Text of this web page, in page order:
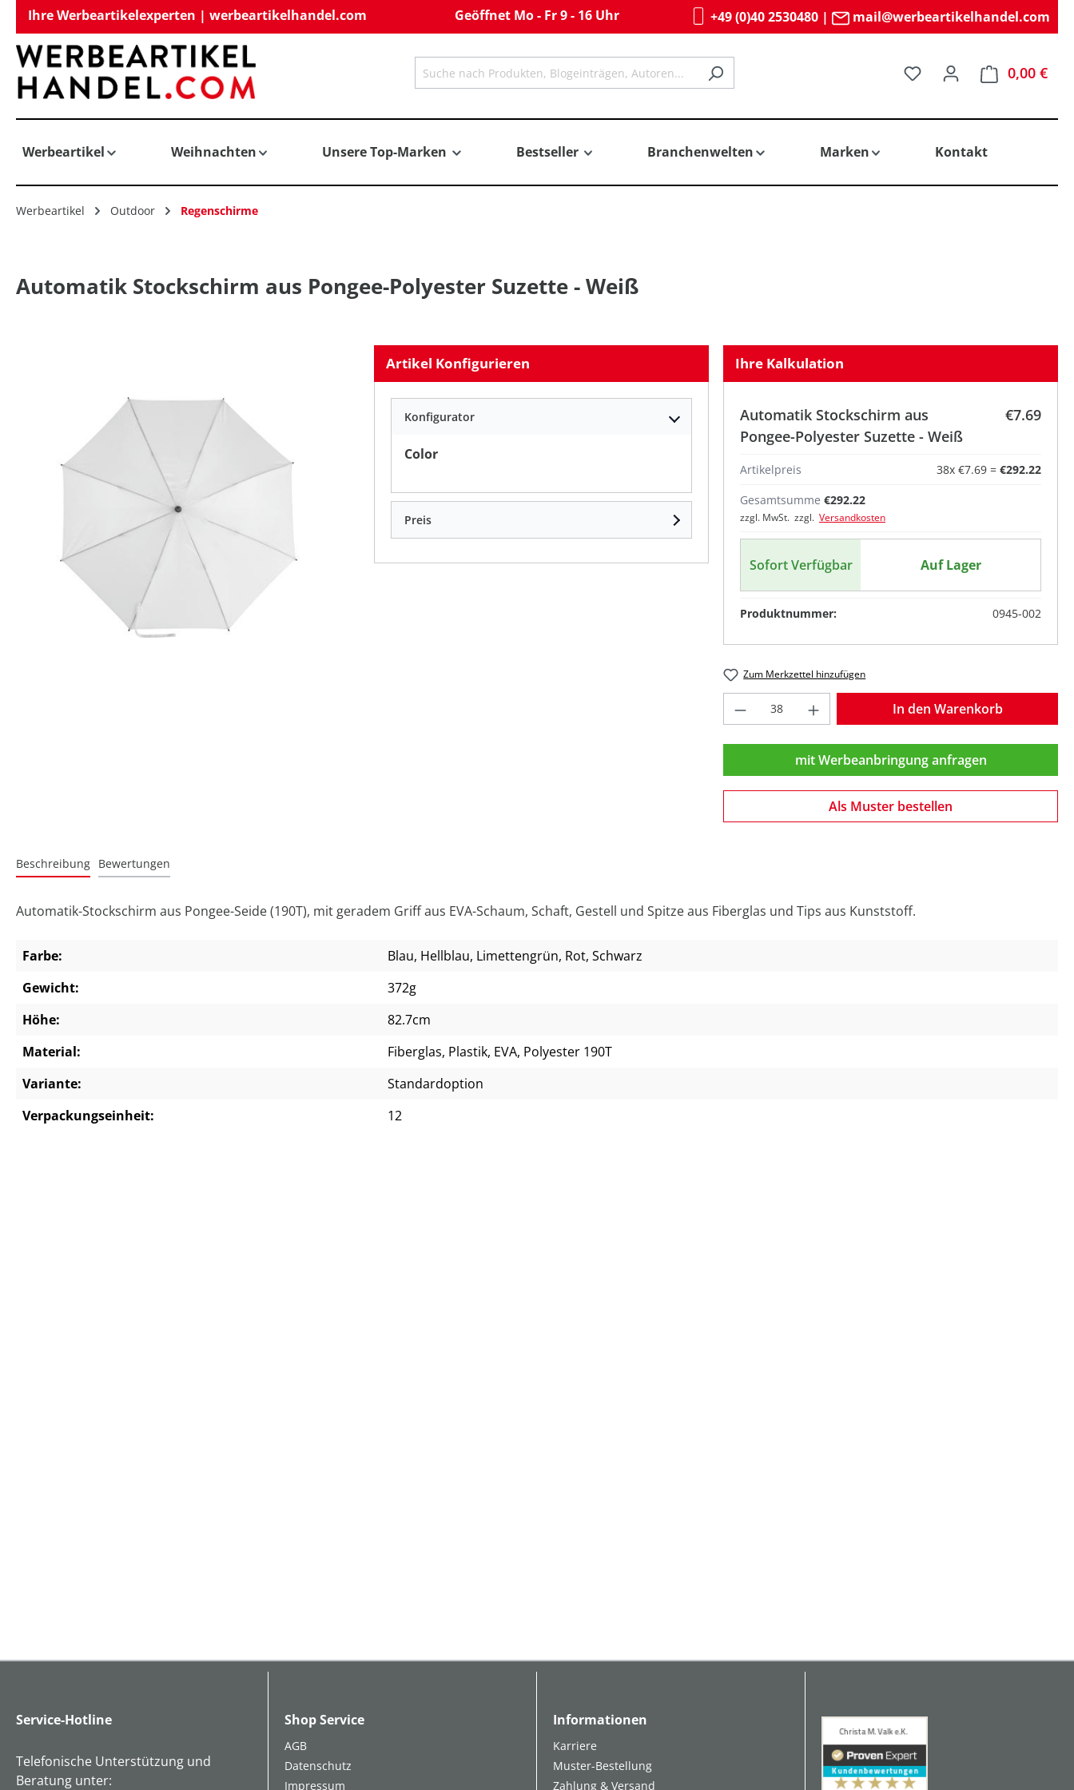
Zur Hauptnavigation springen
Ihre Werbeartikelexperten | werbeartikelhandel.com Geöffnet Mo - Fr 9 - 16 Uhr +49 (0)40 2530480| mail@werbeartikelhandel.com
Du hast 0 Produkte auf
0,00 €
Werbeartikel Weihnachten Unsere Top-Marken Bestseller Branchenwelten Marken Kontakt
Werbeartikel Outdoor Regenschirme
Automatik Stockschirm aus Pongee-Polyester Suzette - Weiß
Artikel Konfigurieren
Konfigurator
Colorauswählen
Preis
Ihre Kalkulation
Automatik Stockschirm aus
Pongee-Polyester Suzette - Weiß
€7.69
Artikelpreis 38x €7.69 = €292.22
Gesamtsumme €292.22
zzgl. MwSt. zzgl. Versandkosten
Sofort Verfügbar Auf Lager
Produktnummer: 0945-002
Zum Merkzettel hinzufügen
Produkt Anzahl: Gib denIn den Warenkorb
mit Werbeanbringung anfragen
Als Muster bestellen
Beschreibung Bewertungen
Automatik-Stockschirm aus Pongee-Seide (190T), mit geradem Griff aus EVA-Schaum, Schaft, Gestell und Spitze aus Fiberglas und Tips aus Kunststoff.
Farbe: Blau, Hellblau, Limettengrün, Rot, Schwarz
Gewicht:
372g
Höhe:
82.7cm
Material:
Fiberglas, Plastik, EVA, Polyester 190T
Variante:
Standardoption
Verpackungseinheit:
12
Service-Hotline
Telefonische Unterstützung und
Beratung unter:
Shop Service
AGB
Datenschutz
Impressum
Informationen
Karriere
Muster-Bestellung
Zahlung & Versand